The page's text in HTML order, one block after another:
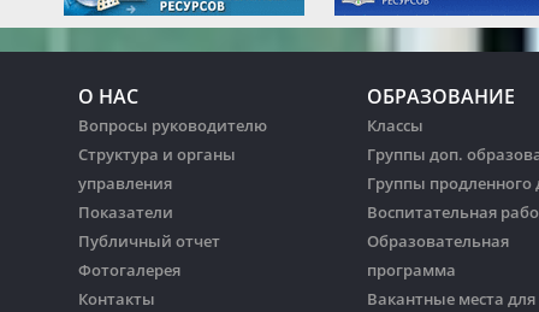
О НАС
Вопросы руководителю
Структура и органы
управления
Показатели
Публичный отчет
Фотогалерея
Контакты
ОБРАЗОВАНИЕ
Классы
Группы доп.
Группы продленного
Воспитательная
Образовательная
программа
Вакантные места для